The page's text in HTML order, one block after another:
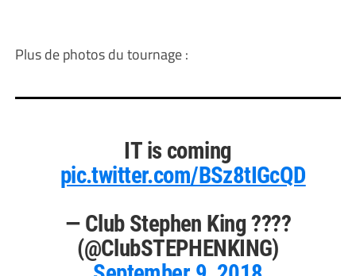
Plus de photos du tournage :
IT is coming
pic.twitter.com/BSz8tIGcQD
— Club Stephen King ????
(@ClubSTEPHENKING)